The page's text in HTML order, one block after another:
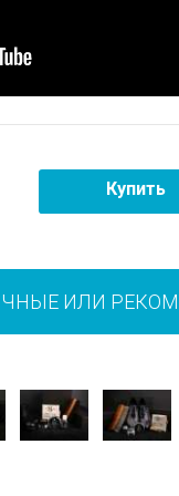
Купить
ИЛИ